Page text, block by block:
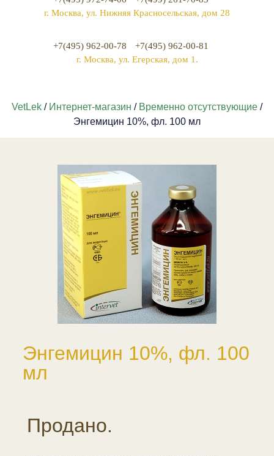
г. Москва, ул. Нижняя Красносельская, дом 28
+7(495) 962-00-78
+7(495) 962-00-81
г. Москва, ул. Егерская, дом 1.
VetLek / Интернет-магазин / Временно отсутствующие /
Энгемицин 10%, фл. 100 мл
Энгемицин 10%, фл. 100
мл
Продано.